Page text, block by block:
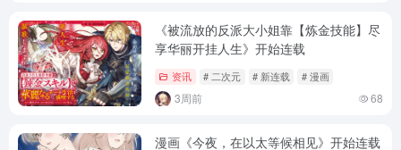
《被流放的反派大小姐靠【炼金技能】尽
享华丽开挂人生》开始连载
资讯 # 二次元 # 新连载 # 漫画
3周前 68
漫画《今夜，在以太等候相见》开始连载